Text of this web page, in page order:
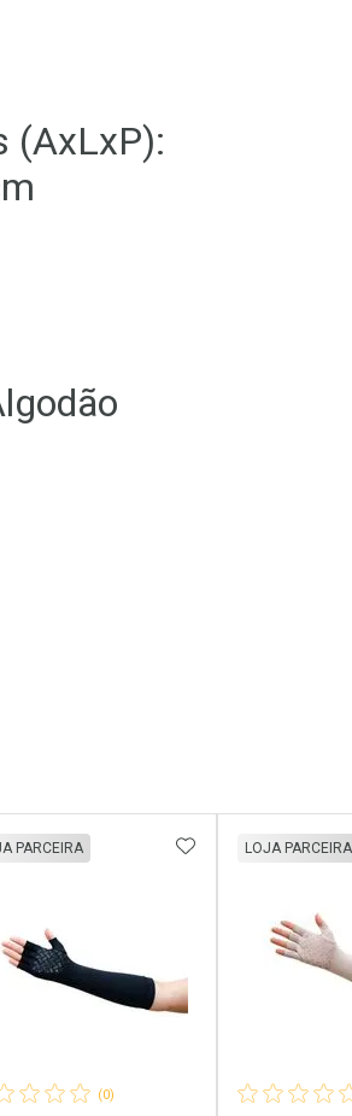
(AxLxP):
AOS FAVORITOS
(0)
PARCEIRA ADICIONAR AOS
LOJA PARCEIRA